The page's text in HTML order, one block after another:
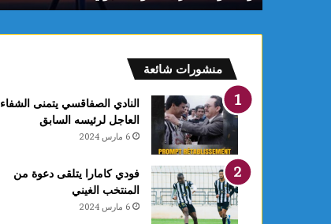
منشورات شائعة
النادي الصفاقسي يتمنى الشفاء
العاجل لرئيسه السابق
6 مارس 2024
فودي كامارا يتلقى دعوة من
المنتخب الغيني
6 مارس 2024